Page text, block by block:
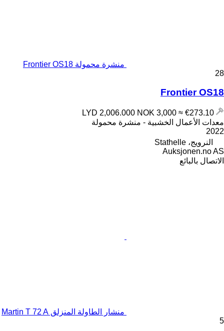
منشرة محمولة Frontier OS18
28
Frontier OS18
NOK 3,000 ≈ €273.10
معدات الأعمال الخشبية - منشرة محمولة
2022
النرويج، Stathelle
Auksjonen.no AS
الاتصال بالبائع
منشار الطاولة المنزلق Martin T 72 A
5